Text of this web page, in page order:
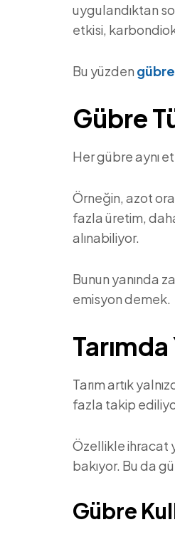
uygulandıktan
etkisi,
Bu yüzden gübre
Gübre
Her gübre aynı
Örneğin, azot
fazla üretim,
alınabiliyor.
Bunun yanında
emisyon demek.
Tarım artık
fazla takip
Özellikle ihracat
bakıyor. Bu da
Gübre